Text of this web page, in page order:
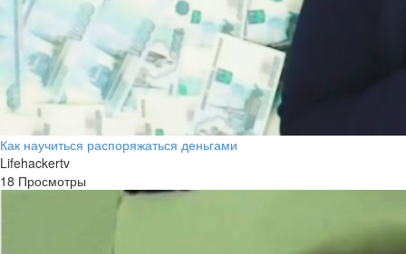
Как научиться распоряжаться деньгами
Lifehackertv
18 Просмотры